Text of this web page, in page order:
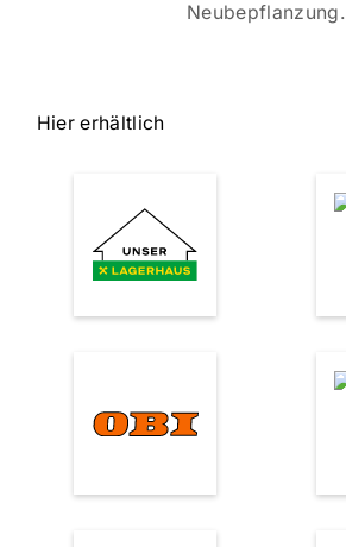
Neubepflanzung.
Hier erhältlich